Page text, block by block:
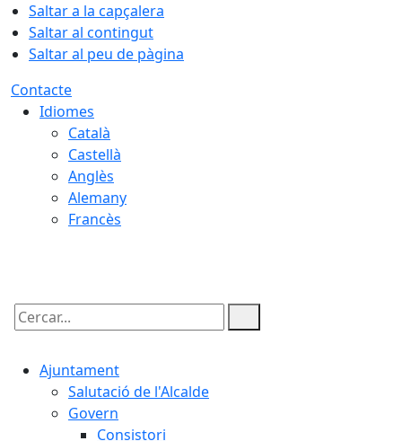
Saltar a la capçalera
Saltar al contingut
Saltar al peu de pàgina
Contacte
Idiomes
Català
Castellà
Anglès
Alemany
Francès
Cercar:
Ajuntament
Salutació de l'Alcalde
Govern
Consistori